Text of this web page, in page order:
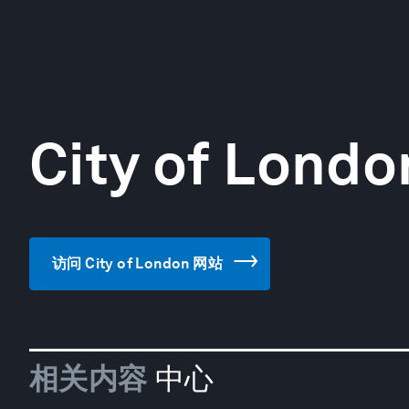
City of
访问 City of London 网站
相关内容 中心